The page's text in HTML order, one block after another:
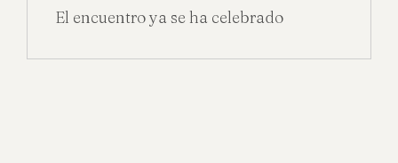
El encuentro ya se ha celebrado